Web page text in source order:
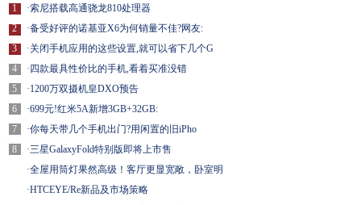
1
2
3
4
5
6
7
8
·索尼搭载高通骁龙810处理器
·备受好评的诺基亚X6为何销量不佳?网友:
·关闭手机应用的这些设置,就可以省下几个G
· 四款最具性价比的手机,看着买准没错
·1200万双摄机皇DXO预告
·699元!红米5A新增3GB+32GB:
·你每天带几个手机出门?用闲置的旧iPho
·三星GalaxyFold特别版即将上市售
·全屋用筒灯果然高级！客厅更显宽敞，卧室明
·HTCEYE/Re新品及市场策略